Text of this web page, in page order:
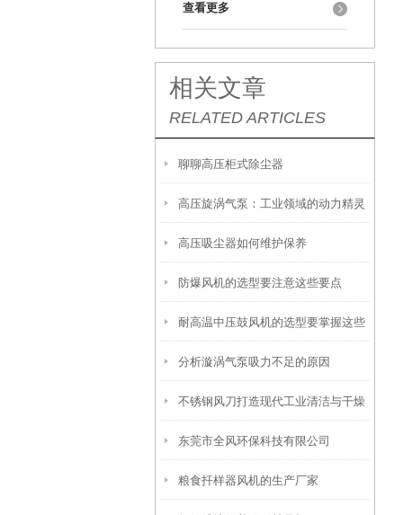
查看更多
相关文章
RELATED ARTICLES
聊聊高压柜式除尘器
高压旋涡气泵：工业领域的动力精灵
高压吸尘器如何维护保养
防爆风机的选型要注意这些要点
耐高温中压鼓风机的选型要掌握这些
内容
分析漩涡气泵吸力不足的原因
不锈钢风刀打造现代工业清洁与干燥
的神器
东莞市全风环保科技有限公司
粮食扦样器风机的生产厂家